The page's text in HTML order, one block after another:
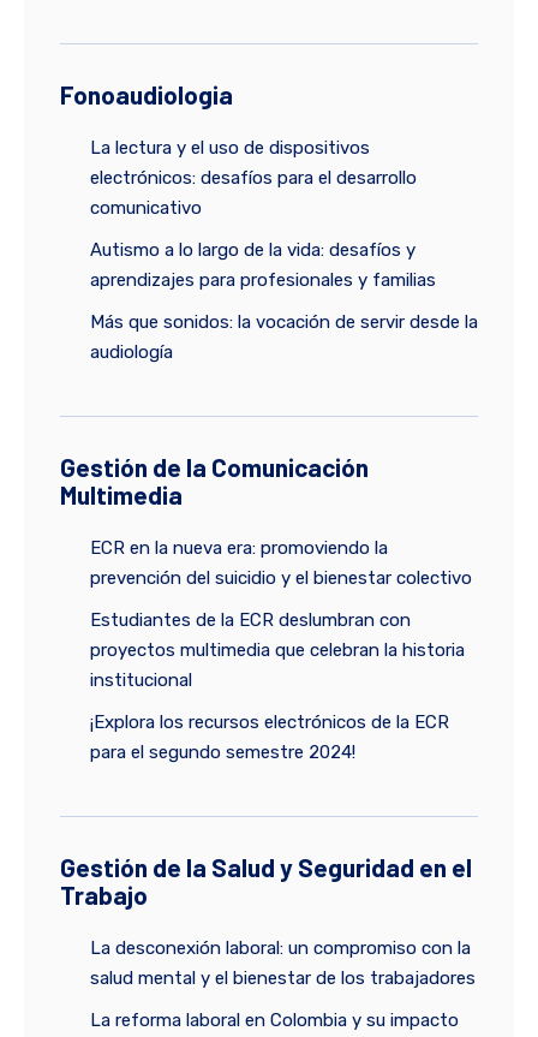
Fonoaudiologia
La lectura y el uso de dispositivos
electrónicos: desafíos para el desarrollo
comunicativo
Autismo a lo largo de la vida: desafíos y
aprendizajes para profesionales y familias
Más que sonidos: la vocación de servir desde la
audiología
Gestión de la Comunicación
Multimedia
ECR en la nueva era: promoviendo la
prevención del suicidio y el bienestar colectivo
Estudiantes de la ECR deslumbran con
proyectos multimedia que celebran la historia
institucional
¡Explora los recursos electrónicos de la ECR
para el segundo semestre 2024!
Gestión de la Salud y Seguridad en el
Trabajo
La desconexión laboral: un compromiso con la
salud mental y el bienestar de los trabajadores
La reforma laboral en Colombia y su impacto